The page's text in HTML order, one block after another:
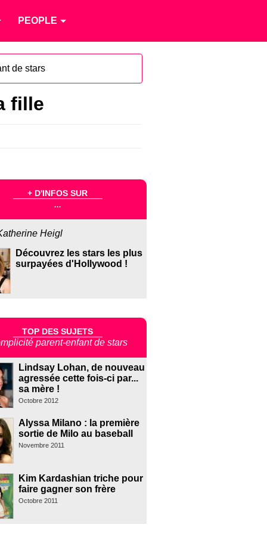
PEOPLE
de stars
fille
+ D'INFOS SUR
...
Heigl
Découvrez les stars les plus
surpayées d'Hollywood !
TOP DES SUJETS
parent-enfant de stars
Lindsay Lohan, de nouveau
agressée cette fois-ci par...
sa mère !
Octobre 2012
Alyssa Milano : la première
sortie de Milo au baseball
Novembre 2011
Kim Kardashian triche pour
faire gagner son frère
Octobre 2011